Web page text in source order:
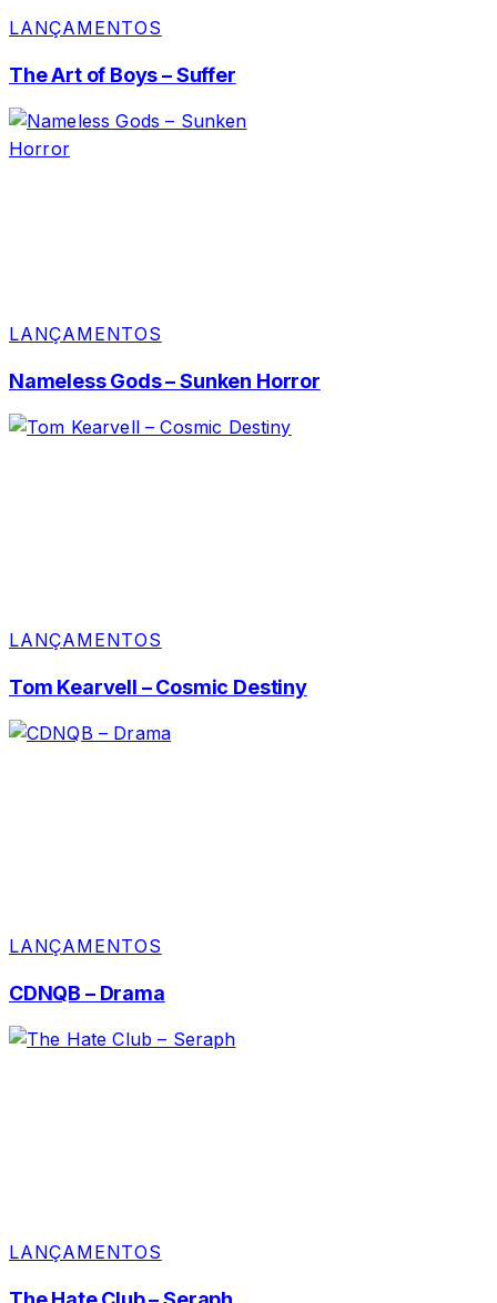
LANÇAMENTOS
The Art of Boys – Suffer
LANÇAMENTOS
Nameless Gods – Sunken Horror
LANÇAMENTOS
Tom Kearvell – Cosmic Destiny
LANÇAMENTOS
CDNQB – Drama
LANÇAMENTOS